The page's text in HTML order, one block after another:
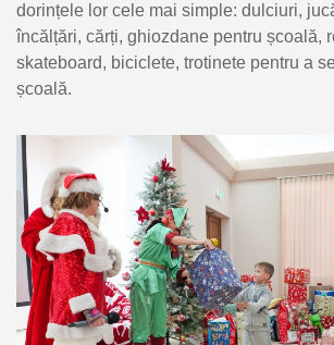
dorințele lor cele mai simple: dulciuri,
încălțări, cărți, ghiozdane pentru școală,
skateboard, biciclete, trotinete pentru a
școală.